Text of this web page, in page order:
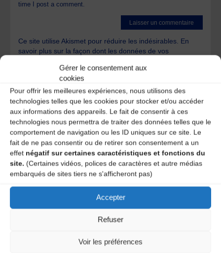
Gérer le consentement aux
cookies
Pour offrir les meilleures expériences, nous utilisons des
technologies telles que les cookies pour stocker et/ou accéder
aux informations des appareils. Le fait de consentir à ces
technologies nous permettra de traiter des données telles que le
comportement de navigation ou les ID uniques sur ce site. Le
fait de ne pas consentir ou de retirer son consentement a un
effet négatif sur certaines caractéristiques et fonctions du
site. (Certaines vidéos, polices de caractères et autre médias
embarqués de sites tiers ne s'afficheront pas)
Accepter
Refuser
Voir les préférences
time I post a comment.
Ce site utilise Akismet pour réduire les indésirables. En
savoir plus sur la façon dont les données de vos
A DECOUVRIR :